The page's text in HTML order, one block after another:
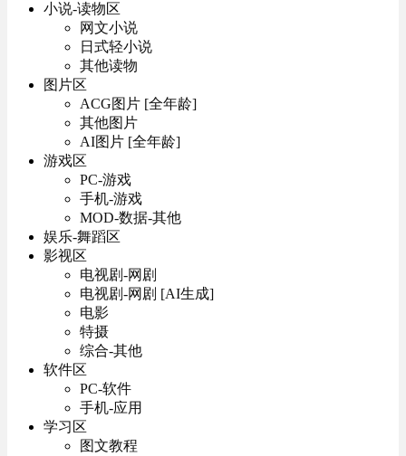
小说-读物区
网文小说
日式轻小说
其他读物
图片区
ACG图片 [全年龄]
其他图片
AI图片 [全年龄]
游戏区
PC-游戏
手机-游戏
MOD-数据-其他
娱乐-舞蹈区
影视区
电视剧-网剧
电视剧-网剧 [AI生成]
电影
特摄
综合-其他
软件区
PC-软件
手机-应用
学习区
图文教程